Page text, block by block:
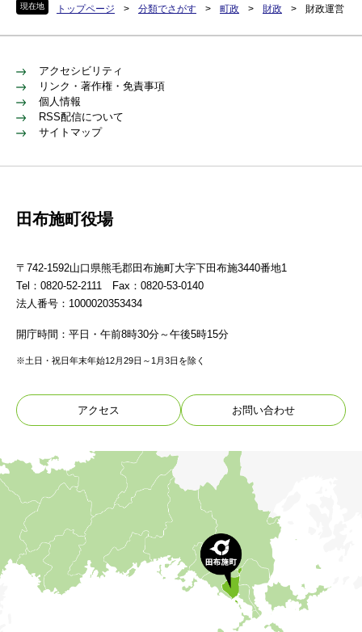
現在地 トップページ > 分類でさがす > 町政 > 財政 > 財政運営
アクセシビリティ
リンク・著作権・免責事項
個人情報
RSS配信について
サイトマップ
田布施町役場
〒742-1592山口県熊毛郡田布施町大字下田布施3440番地1
Tel：0820-52-2111 Fax：0820-53-0140
法人番号：1000020353434
開庁時間：平日・午前8時30分～午後5時15分
※土日・祝日年末年始12月29日～1月3日を除く
アクセス お問い合わせ